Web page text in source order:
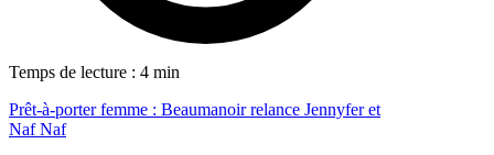
Temps de lecture : 4 min
Prêt-à-porter femme : Beaumanoir relance Jennyfer et
Naf Naf